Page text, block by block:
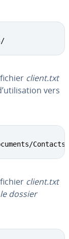
client.txt
vers
Contacts/
client.txt
dossier